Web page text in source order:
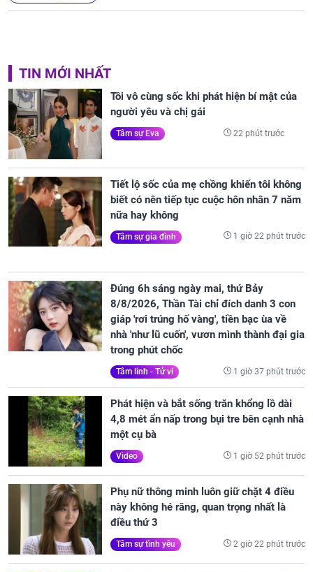
TIN MỚI NHẤT
Tôi vô cùng sốc khi phát hiện bí mật của
người yêu và chị gái
Tâm sự Eva 22 phút trước
Tiết lộ sốc của mẹ chồng khiến tôi không
biết có nên tiếp tục cuộc hôn nhân 7 năm
nữa hay không
Tâm sự gia đình 1 giờ 22 phút trước
Đúng 6h sáng ngày mai, thứ Bảy
8/8/2026, Thần Tài chỉ đích danh 3 con
giáp 'rơi trúng hố vàng', tiền bạc ùa về
nhà 'như lũ cuốn', vươn mình thành đại gia
trong phút chốc
Tâm linh - Tử vi 1 giờ 37 phút trước
Phát hiện và bắt sống trăn khổng lồ dài
4,8 mét ẩn nấp trong bụi tre bên cạnh nhà
một cụ bà
Video 1 giờ 52 phút trước
Phụ nữ thông minh luôn giữ chặt 4 điều
này không hé răng, quan trọng nhất là
điều thứ 3
Tâm sự tình yêu 2 giờ 22 phút trước